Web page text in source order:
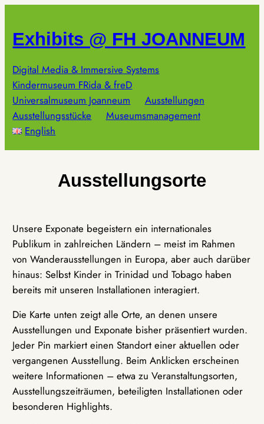
springen
Exhibits @ FH JOANNEUM
Digital Media & Immersive Systems
Kindermuseum FRida & freD
Universalmuseum Joanneum
Ausstellungen
Ausstellungsstücke
Museumsmanagement
English
Ausstellungsorte
Unsere Exponate begeistern ein internationales
Publikum in zahlreichen Ländern – meist im Rahmen
von Wanderausstellungen in Europa, aber auch darüber
hinaus: Selbst Kinder in Trinidad und Tobago haben
bereits mit unseren Installationen interagiert.
Die Karte unten zeigt alle Orte, an denen unsere
Ausstellungen und Exponate bisher präsentiert wurden.
Jeder Pin markiert einen Standort einer aktuellen oder
vergangenen Ausstellung. Beim Anklicken erscheinen
weitere Informationen – etwa zu Veranstaltungsorten,
Ausstellungszeiträumen, beteiligten Installationen oder
besonderen Highlights.